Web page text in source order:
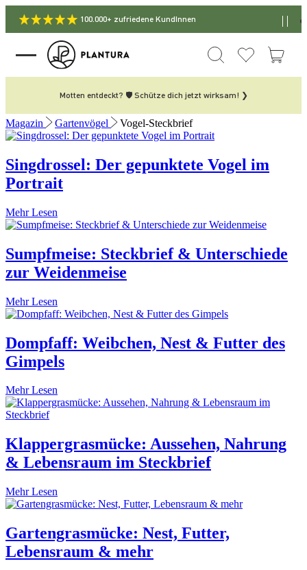
100.000+ zufriedene KundInnen
Motten entdeckt? 🛡️ Schütze dich jetzt wirksam! ❯
Magazin Gartenvögel Vogel-Steckbrief
Singdrossel: Der gepunktete Vogel im
Portrait
Mehr Lesen
Sumpfmeise: Steckbrief & Unterschiede
zur Weidenmeise
Mehr Lesen
Dompfaff: Weibchen, Nest & Futter des
Gimpels
Mehr Lesen
Klappergrasmücke: Aussehen, Nahrung
& Lebensraum im Steckbrief
Mehr Lesen
Gartengrasmücke: Nest, Futter,
Lebensraum & mehr